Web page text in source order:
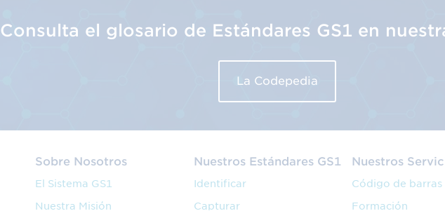
Consulta el glosario de Estándares GS1 en
La Codepedia
Sobre Nosotros
El Sistema GS1
Nuestra Misión
Nuestros Estándares GS1
Identificar
Capturar
Nuestros
Código de barras
Formación